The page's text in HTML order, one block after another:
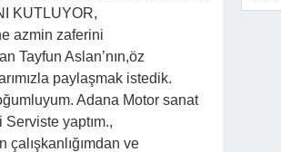
KUTLUYOR,
azmin zaferini
Tayfun Aslan’nın,öz
paylaşmak istedik.
Adana Motor sanat
yaptım.,
ve